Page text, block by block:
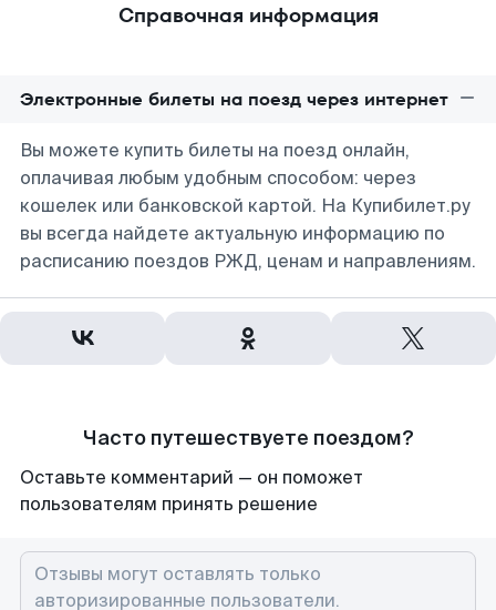
Справочная информация
Электронные билеты на поезд через интернет
Вы можете купить билеты на поезд онлайн,
оплачивая любым удобным способом: через
кошелек или банковской картой. На Купибилет.ру
вы всегда найдете актуальную информацию по
расписанию поездов РЖД, ценам и направлениям.
Часто путешествуете поездом?
Оставьте комментарий — он поможет
пользователям принять решение